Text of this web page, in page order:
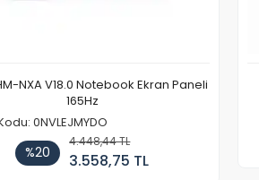
NXA V18.0 Notebook Ekran Paneli
165Hz
0NVLEJMYDO
%20
4.448,44 TL
3.558,75 TL